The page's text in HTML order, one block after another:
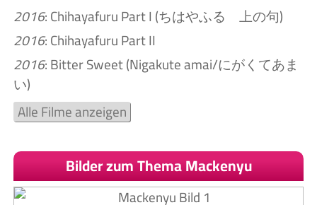
2016: Chihayafuru Part I (ちはやふる 上の句)
2016: Chihayafuru Part II
2016: Bitter Sweet (Nigakute amai/にがくてあま
い)
Alle Filme anzeigen
Bilder zum Thema Mackenyu